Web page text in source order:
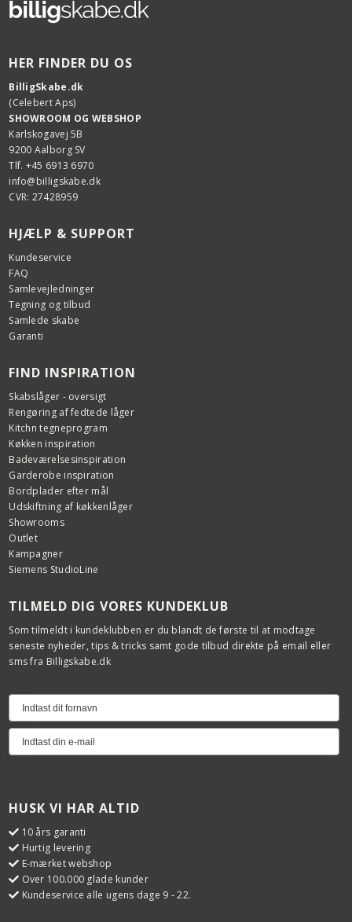
HER FINDER DU OS
BilligSkabe.dk
(Celebert Aps)
SHOWROOM OG WEBSHOP
Karlskogavej 5B
9200 Aalborg SV
Tlf. +45 6913 6970
info@billigskabe.dk
CVR: 27428959
HJÆLP & SUPPORT
Kundeservice
FAQ
Samlevejledninger
Tegning og tilbud
Samlede skabe
Garanti
FIND INSPIRATION
Skabslåger - oversigt
Rengøring af fedtede låger
Kitchn tegneprogram
Køkken inspiration
Badeværelsesinspiration
Garderobe inspiration
Bordplader efter mål
Udskiftning af køkkenlåger
Showrooms
Outlet
Kampagner
Siemens StudioLine
TILMELD DIG VORES KUNDEKLUB
Som tilmeldt i kundeklubben er du blandt de første til at modtage
seneste nyheder, tips & tricks samt gode tilbud direkte på email eller
sms fra Billigskabe.dk
HUSK VI HAR ALTID
10 års garanti
Hurtig levering
E-mærket webshop
Over 100.000 glade kunder
Kundeservice alle ugens dage 9 - 22.